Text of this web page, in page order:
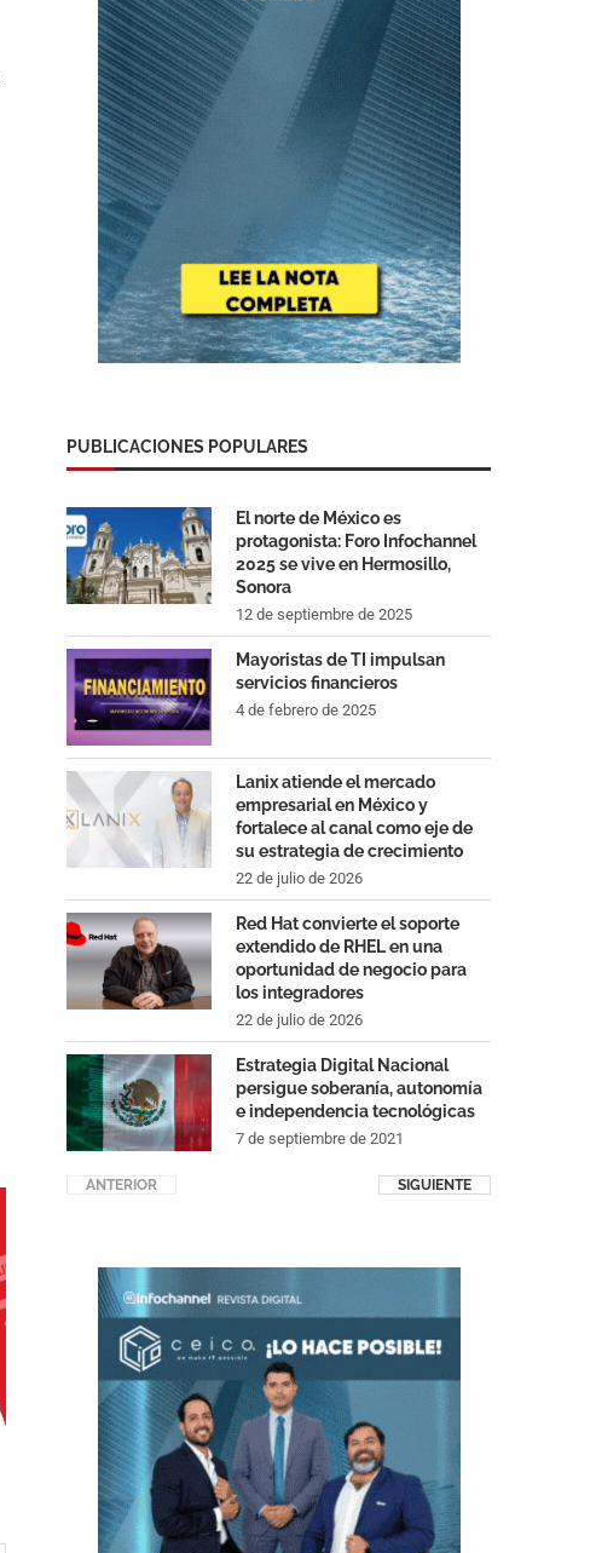
PUBLICACIONES POPULARES
El norte de México es
protagonista: Foro Infochannel
2025 se vive en Hermosillo,
Sonora
12 de septiembre de 2025
Mayoristas de TI impulsan
servicios financieros
4 de febrero de 2025
Lanix atiende el mercado
empresarial en México y
fortalece al canal como eje de
su estrategia de crecimiento
22 de julio de 2026
Red Hat convierte el soporte
extendido de RHEL en una
oportunidad de negocio para
los integradores
22 de julio de 2026
Estrategia Digital Nacional
persigue soberanía, autonomía
e independencia tecnológicas
7 de septiembre de 2021
ANTERIOR SIGUIENTE